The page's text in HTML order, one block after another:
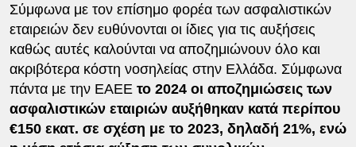
Σύμφωνα με τον επίσημο φορέα των ασφαλιστικών
εταιρειών δεν ευθύνονται οι ίδιες για τις αυξήσεις
καθώς αυτές καλούνται να αποζημιώνουν όλο και
ακριβότερα κόστη νοσηλείας στην Ελλάδα. Σύμφωνα
πάντα με την ΕΑΕΕ το 2024 οι αποζημιώσεις των
ασφαλιστικών εταιριών αυξήθηκαν κατά περίπου
€150 εκατ. σε σχέση με το 2023, δηλαδή 21%, ενώ